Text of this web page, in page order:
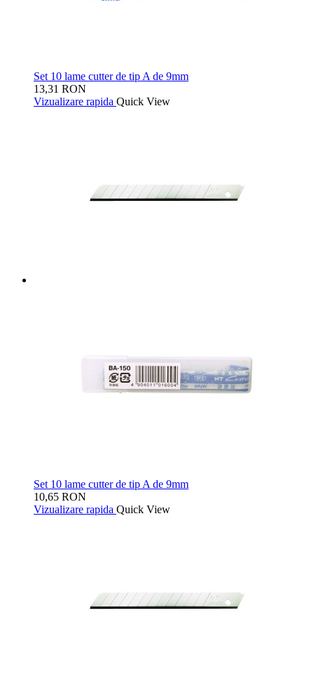
Set 10 lame cutter de tip A de 9mm
13,31 RON
Vizualizare rapida Quick View
Set 10 lame cutter de tip A de 9mm
10,65 RON
Vizualizare rapida Quick View